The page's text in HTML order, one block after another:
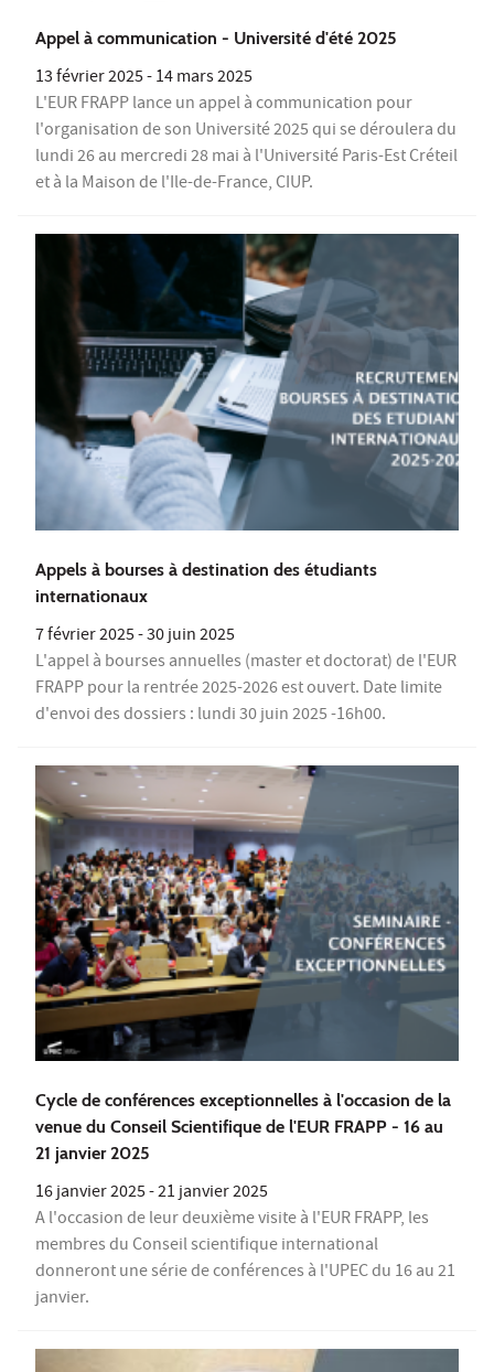
Appel à communication - Université d'été 2025
13 février 2025-14 mars 2025
L'EUR FRAPP lance un appel à communication pour
l'organisation de son Université 2025 qui se déroulera du
lundi 26 au mercredi 28 mai à l'Université Paris-Est Créteil
et à la Maison de l'Ile-de-France, CIUP.
Appels à bourses à destination des étudiants
internationaux
7 février 2025-30 juin 2025
L'appel à bourses annuelles (master et doctorat) de l'EUR
FRAPP pour la rentrée 2025-2026 est ouvert. Date limite
d'envoi des dossiers : lundi 30 juin 2025 -16h00.
Cycle de conférences exceptionnelles à l'occasion de la
venue du Conseil Scientifique de l'EUR FRAPP - 16 au
21 janvier 2025
16 janvier 2025-21 janvier 2025
A l'occasion de leur deuxième visite à l'EUR FRAPP, les
membres du Conseil scientifique international
donneront une série de conférences à l'UPEC du 16 au 21
janvier.